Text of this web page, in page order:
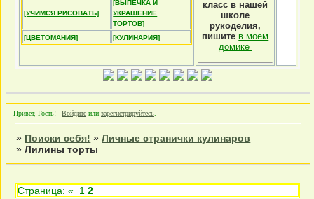
[УЧИМСЯ РИСОВАТЬ]
[ВЫПЕЧКА И
УКРАШЕНИЕ
ТОРТОВ]
[ЦВЕТОМАНИЯ]
[КУЛИНАРИЯ]
класс в нашей
школе
рукоделия,
пишите в моем
домике
Привет, Гость! Войдите или зарегистрируйтесь
» Поиски себя! »Личные странички кулинаров
»Лилины торты
Страница:« 1 2